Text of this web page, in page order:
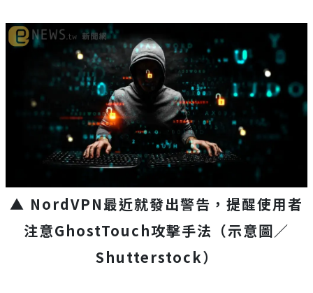
▲ NordVPN最近就發出警告，提醒使用者
注意GhostTouch攻擊手法（示意圖／
Shutterstock）